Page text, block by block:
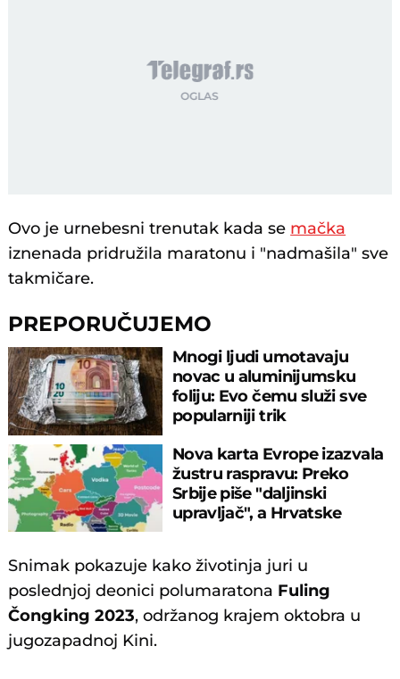
Ovo je urnebesni trenutak kada se mačka
iznenada pridružila maratonu i "nadmašila" sve
takmičare.
PREPORUČUJEMO
Mnogi ljudi umotavaju
novac u aluminijumsku
foliju: Evo čemu služi sve
popularniji trik
Nova karta Evrope izazvala
žustru raspravu: Preko
Srbije piše "daljinski
upravljač", a Hrvatske
Snimak pokazuje kako životinja juri u
poslednjoj deonici polumaratona Fuling
Čongking 2023, održanog krajem oktobra u
jugozapadnoj Kini.